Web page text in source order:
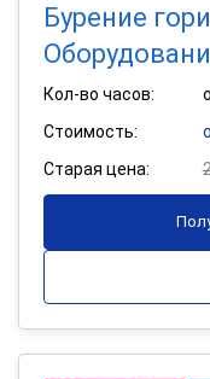
Бурение
Кол-во часов:
Стоимость:
Старая цена: